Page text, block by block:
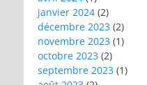
janvier 2024 (2)
décembre 2023 (2)
novembre 2023 (1)
octobre 2023 (2)
septembre 2023 (1)